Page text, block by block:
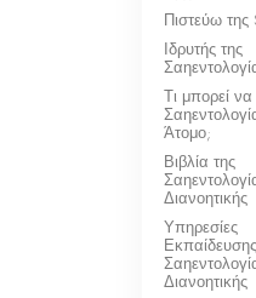
Πιστεύω της
Ιδρυτής της
Τι μπορεί
Άτομο;
Βιβλία της
Διανοητικής
Υπηρεσίες
Διανοητικής